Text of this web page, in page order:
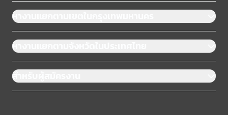
หางานแยกตามเขตในกรุงเทพมหานคร
หางานแยกตามจังหวัดในประเทศไทย
สำหรับผู้สมัครงาน